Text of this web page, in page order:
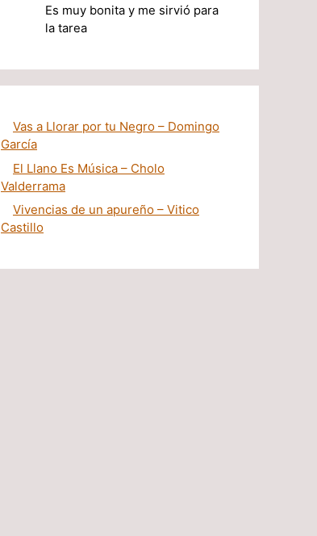
Es muy bonita y me sirvió para
la tarea
Vas a Llorar por tu Negro – Domingo
García
El Llano Es Música – Cholo
Valderrama
Vivencias de un apureño – Vitico
Castillo